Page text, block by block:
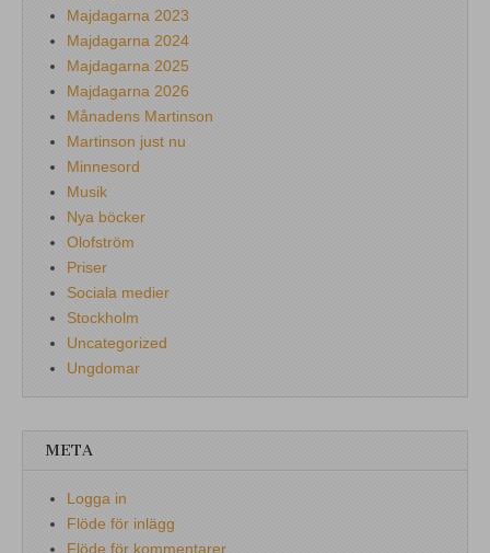
Majdagarna 2023
Majdagarna 2024
Majdagarna 2025
Majdagarna 2026
Månadens Martinson
Martinson just nu
Minnesord
Musik
Nya böcker
Olofström
Priser
Sociala medier
Stockholm
Uncategorized
Ungdomar
META
Logga in
Flöde för inlägg
Flöde för kommentarer